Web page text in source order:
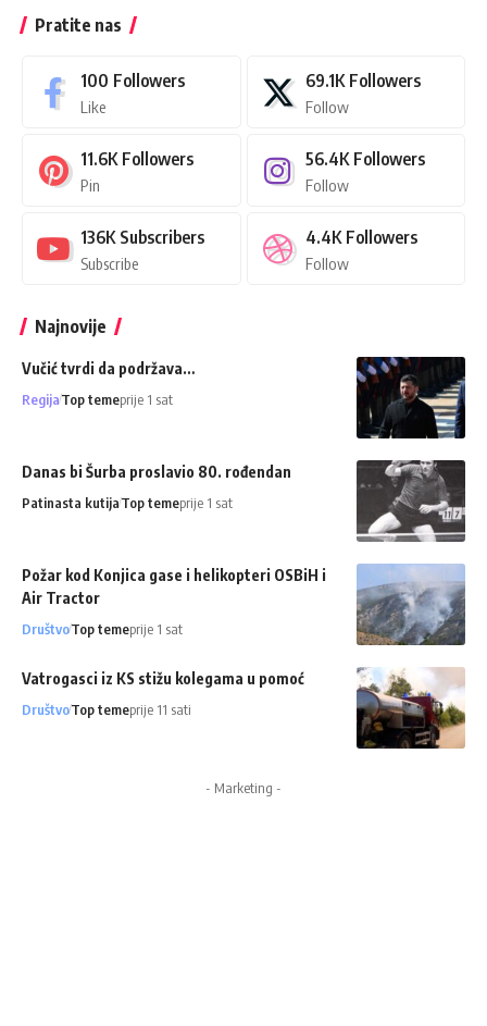
Pratite nas
100 Followers
Like
69.1K Followers
Follow
11.6K Followers
Pin
56.4K Followers
Follow
136K Subscribers
Subscribe
4.4K Followers
Follow
Najnovije
Vučić tvrdi da podržava…
RegijaTop temeprije 1 sat
Danas bi Šurba proslavio 80. rođendan
Patinasta kutijaTop temeprije 1 sat
Požar kod Konjica gase i helikopteri OSBiH i
Air Tractor
DruštvoTop temeprije 1 sat
Vatrogasci iz KS stižu kolegama u pomoć
DruštvoTop temeprije 11 sati
- Marketing -